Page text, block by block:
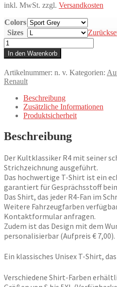
inkl. MwSt. zzgl. Versandkosten
Colors
Sizes
T-
Shirt,
Renault
R4,
Strichzeichnung,
Weiß,
Wunschkennzeichen
möglich
Menge
In den Warenkorb
Artikelnummer: n. v. Kategorien:
Renault
Beschreibung
Zusätzliche Informationen
Produktsicherheit
Beschreibung
Der Kultklassiker R4 mit seiner
Strichzeichnung ausgeführt.
Das hochwertige T-Shirt ist ein
garantiert für Gesprächsstoff
Das Shirt, das jeder R4-Fan im
Weitere Fahrzeugfarben
Kontaktformular anfragen.
Zudem ist das Design mit dem
personalisierbar (Aufpreis € 7,00).
Ein klassisches Unisex T-Shirt,
Verschiedene Shirt-Farben